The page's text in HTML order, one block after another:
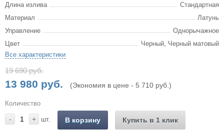
Длина излива
Стандартная
Материал
Латунь
Управление
Однорычажное
Цвет
Черный, Черный матовый
Все характеристики
19 690 руб.
13 980 руб. (Экономия в цене - 5 710 руб.)
Количество
- + шт. В корзину Купить в 1 клик